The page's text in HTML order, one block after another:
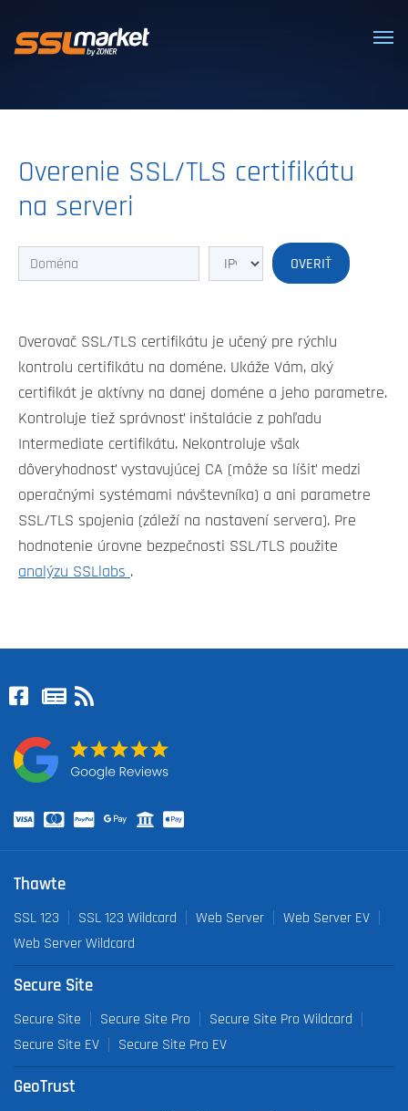
Dôveryhodné SSL/TLS certifikáty
Overenie SSL/TLS certifikátu
na serveri
Overovač SSL/TLS certifikátu je učený pre rýchlu
kontrolu certifikátu na doméne. Ukáže Vám, aký
certifikát je aktívny na danej doméne a jeho parametre.
Kontroluje tiež správnosť inštalácie z pohľadu
Intermediate certifikátu. Nekontroluje však
dôveryhodnosť vystavujúcej CA (môže sa líšiť medzi
operačnými systémami návštevníka) a ani parametre
SSL/TLS spojenia (záleží na nastavení servera). Pre
hodnotenie úrovne bezpečnosti SSL/TLS použite
analýzu SSLlabs .
Thawte
SSL 123 SSL 123 Wildcard Web Server
Web Server EV
Web Server Wildcard
Secure Site
Secure Site Secure Site Pro
Secure Site Pro Wildcard
Secure Site EV
Secure Site Pro EV
GeoTrust